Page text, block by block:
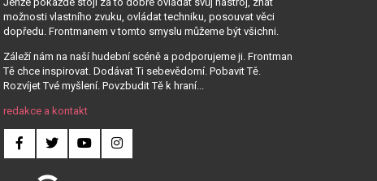
možnosti vlastního zvuku, ovládat techniku, posouvat věci
dopředu. Frontmanem v tomto smyslu můžeme být všichni.
Záleží nám na naší hudební scéně a podporujeme ji. Frontman
Tě chce inspirovat. Dodávat Ti sebevědomí. Pobavit Tě.
Rozvíjet Tvé myšlení. Povzbudit Tě k hraní...
redakce a kontakt